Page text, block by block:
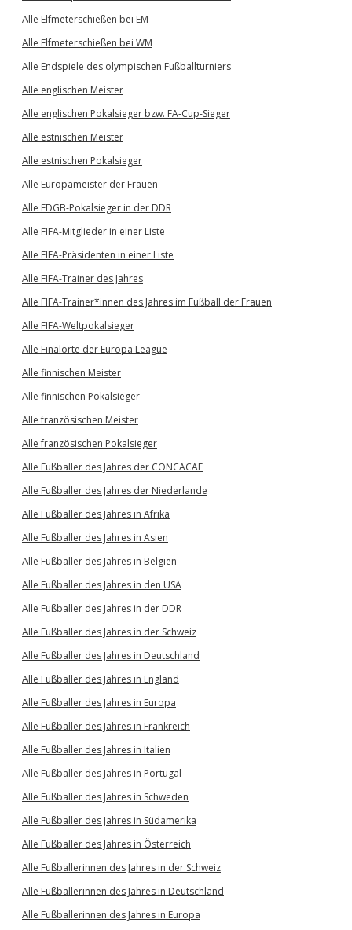
Alle Elfmeterschießen bei EM
Alle Elfmeterschießen bei WM
Alle Endspiele des olympischen Fußballturniers
Alle englischen Meister
Alle englischen Pokalsieger bzw. FA-Cup-Sieger
Alle estnischen Meister
Alle estnischen Pokalsieger
Alle Europameister der Frauen
Alle FDGB-Pokalsieger in der DDR
Alle FIFA-Mitglieder in einer Liste
Alle FIFA-Präsidenten in einer Liste
Alle FIFA-Trainer des Jahres
Alle FIFA-Trainer*innen des Jahres im Fußball der Frauen
Alle FIFA-Weltpokalsieger
Alle Finalorte der Europa League
Alle finnischen Meister
Alle finnischen Pokalsieger
Alle französischen Meister
Alle französischen Pokalsieger
Alle Fußballer des Jahres der CONCACAF
Alle Fußballer des Jahres der Niederlande
Alle Fußballer des Jahres in Afrika
Alle Fußballer des Jahres in Asien
Alle Fußballer des Jahres in Belgien
Alle Fußballer des Jahres in den USA
Alle Fußballer des Jahres in der DDR
Alle Fußballer des Jahres in der Schweiz
Alle Fußballer des Jahres in Deutschland
Alle Fußballer des Jahres in England
Alle Fußballer des Jahres in Europa
Alle Fußballer des Jahres in Frankreich
Alle Fußballer des Jahres in Italien
Alle Fußballer des Jahres in Portugal
Alle Fußballer des Jahres in Schweden
Alle Fußballer des Jahres in Südamerika
Alle Fußballer des Jahres in Österreich
Alle Fußballerinnen des Jahres in der Schweiz
Alle Fußballerinnen des Jahres in Deutschland
Alle Fußballerinnen des Jahres in Europa